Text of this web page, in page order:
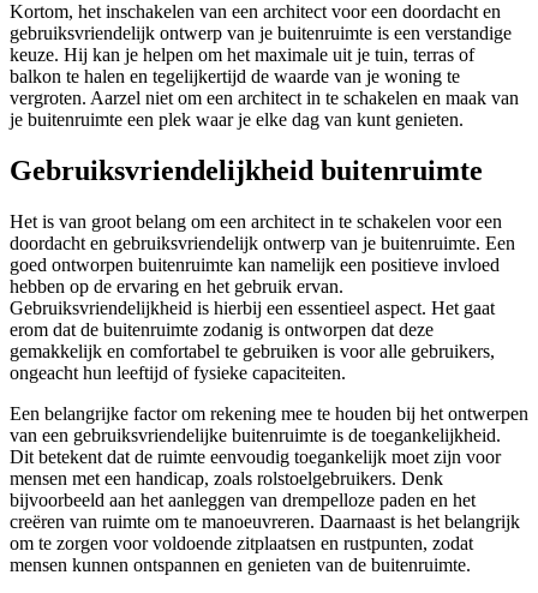
Kortom, het inschakelen van een architect voor een doordacht en
gebruiksvriendelijk ontwerp van je buitenruimte is een verstandige
keuze. Hij kan je helpen om het maximale uit je tuin, terras of
balkon te halen en tegelijkertijd de waarde van je woning te
vergroten. Aarzel niet om een architect in te schakelen en maak van
je buitenruimte een plek waar je elke dag van kunt genieten.
Gebruiksvriendelijkheid buitenruimte
Het is van groot belang om een architect in te schakelen voor een
doordacht en gebruiksvriendelijk ontwerp van je buitenruimte. Een
goed ontworpen buitenruimte kan namelijk een positieve invloed
hebben op de ervaring en het gebruik ervan.
Gebruiksvriendelijkheid is hierbij een essentieel aspect. Het gaat
erom dat de buitenruimte zodanig is ontworpen dat deze
gemakkelijk en comfortabel te gebruiken is voor alle gebruikers,
ongeacht hun leeftijd of fysieke capaciteiten.
Een belangrijke factor om rekening mee te houden bij het ontwerpen
van een gebruiksvriendelijke buitenruimte is de toegankelijkheid.
Dit betekent dat de ruimte eenvoudig toegankelijk moet zijn voor
mensen met een handicap, zoals rolstoelgebruikers. Denk
bijvoorbeeld aan het aanleggen van drempelloze paden en het
creëren van ruimte om te manoeuvreren. Daarnaast is het belangrijk
om te zorgen voor voldoende zitplaatsen en rustpunten, zodat
mensen kunnen ontspannen en genieten van de buitenruimte.